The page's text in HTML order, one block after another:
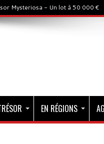
Mysteriosa - Un lot à 50 000 €
EN RÉGIONS